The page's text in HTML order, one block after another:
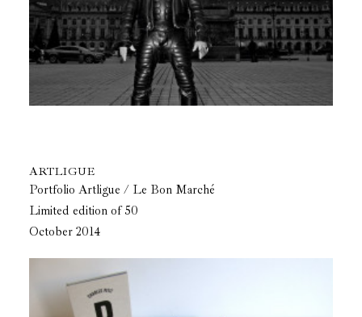
ARTLIGUE
Portfolio Artligue / Le Bon Marché
Limited edition of 50
October 2014